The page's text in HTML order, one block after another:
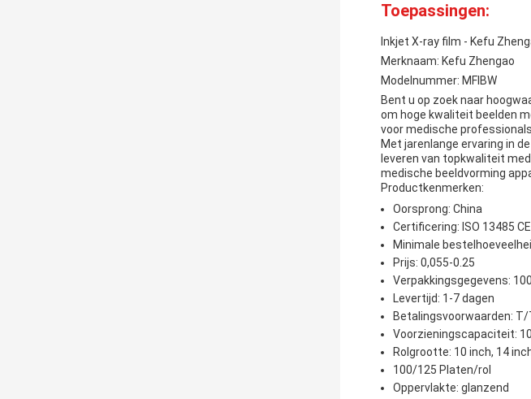
Toepassingen:
Inkjet X-ray film - Kefu
Merknaam: Kefu Zhengao
Modelnummer: MFIBW
Bent u op zoek naar
om hoge kwaliteit beelden
voor medische
Met jarenlange ervaring in
leveren van topkwaliteit
medische beeldvorming
Productkenmerken:
Oorsprong: China
Certificering: ISO 13485 CE
Minimale
Prijs: 0,055-0.25
Verpakkingsgegevens:
Levertijd: 1-7 dagen
Betalingsvoorwaarden:
Voorzieningscapaciteit:
Rolgrootte: 10 inch, 14
100/125 Platen/rol
Oppervlakte: glanzend